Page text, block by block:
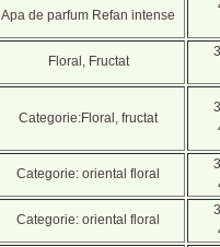
Apa de parfum Refan intense
Floral, Fructat
Categorie:Floral, fructat
Categorie: oriental floral
Categorie: oriental floral